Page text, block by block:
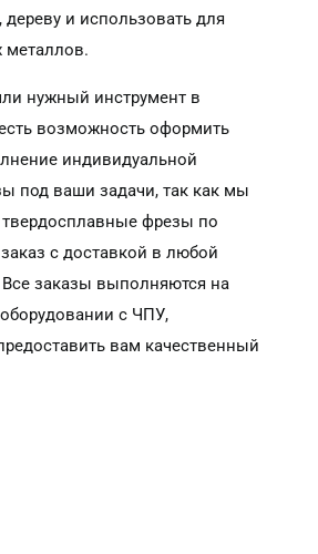
и использовать для
металлов.
нужный инструмент в
есть возможность оформить
индивидуальной
под ваши задачи, так как мы
твердосплавные фрезы по
с доставкой в любой
заказы выполняются на
с ЧПУ,
вам качественный